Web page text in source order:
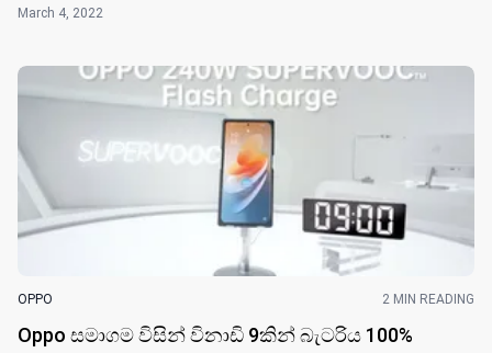
March 4, 2022
OPPO 2 MIN READING
Oppo සමාගම විසින් විනා​ඩි 9කින් බැටරිය 100%